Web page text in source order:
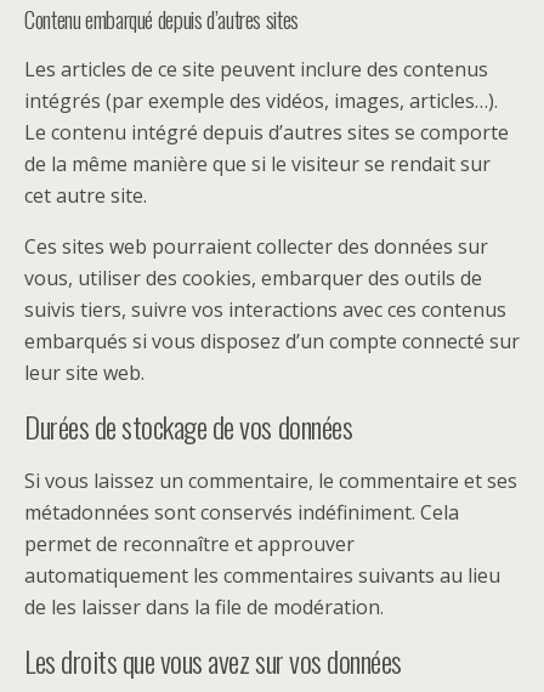
Contenu embarqué depuis d’autres sites
Les articles de ce site peuvent inclure des contenus
intégrés (par exemple des vidéos, images, articles…).
Le contenu intégré depuis d’autres sites se comporte
de la même manière que si le visiteur se rendait sur
cet autre site.
Ces sites web pourraient collecter des données sur
vous, utiliser des cookies, embarquer des outils de
suivis tiers, suivre vos interactions avec ces contenus
embarqués si vous disposez d’un compte connecté sur
leur site web.
Durées de stockage de vos données
Si vous laissez un commentaire, le commentaire et ses
métadonnées sont conservés indéfiniment. Cela
permet de reconnaître et approuver
automatiquement les commentaires suivants au lieu
de les laisser dans la file de modération.
Les droits que vous avez sur vos données